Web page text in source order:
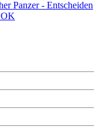
Panzer - Entscheiden